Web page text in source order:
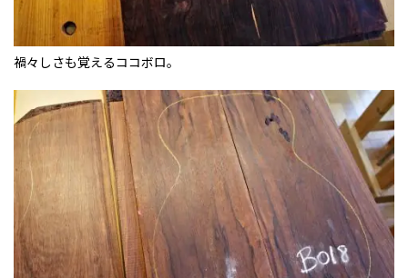
禍々しさも覚えるココボロ。